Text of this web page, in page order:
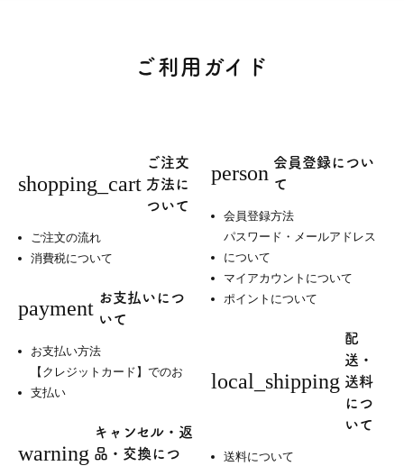
ご利用ガイド
shopping_cart
ご注文
方法に
ついて
ご注文の流れ
消費税について
payment お支払いにつ
いて
お支払い方法
【クレジットカード】でのお
支払い
warning
キャンセル・返
品・交換につ
person 会員登録につい
て
会員登録方法
パスワード・メールアドレス
について
マイアカウントについて
ポイントについて
local_shipping
配
送・
送料
につ
いて
送料について